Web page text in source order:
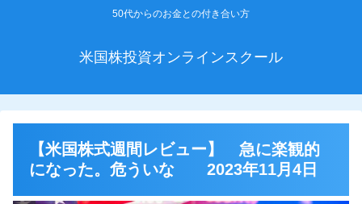
50代からのお金との付き合い方
米国株投資オンラインスクール
【米国株式週間レビュー】 急に楽観的
になった。危ういな 2023年11月4日